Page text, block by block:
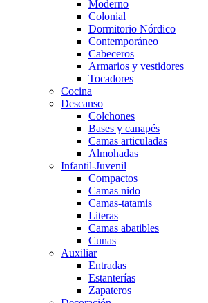
Moderno
Colonial
Dormitorio Nórdico
Contemporáneo
Cabeceros
Armarios y vestidores
Tocadores
Cocina
Descanso
Colchones
Bases y canapés
Camas articuladas
Almohadas
Infantil-Juvenil
Compactos
Camas nido
Camas-tatamis
Literas
Camas abatibles
Cunas
Auxiliar
Entradas
Estanterías
Zapateros